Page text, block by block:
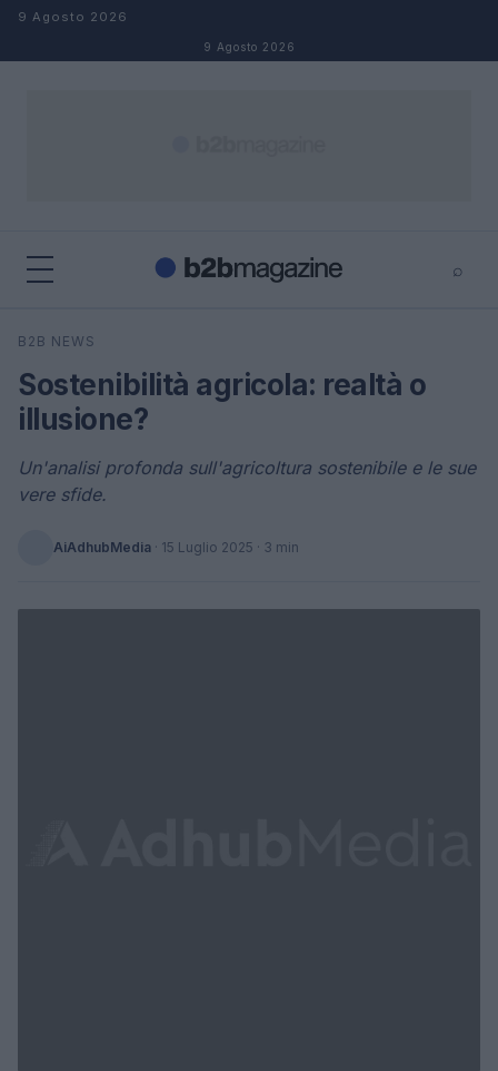
Salta al contenuto
9 Agosto 2026
9 Agosto 2026
⌕
Cerca
B2B NEWS
Sostenibilità agricola: realtà o
illusione?
Un'analisi profonda sull'agricoltura sostenibile e le sue
vere sfide.
AiAdhubMedia · 15 Luglio 2025 · 3 min